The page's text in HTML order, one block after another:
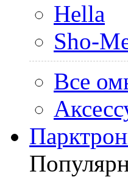
Hella
Sho-
Все